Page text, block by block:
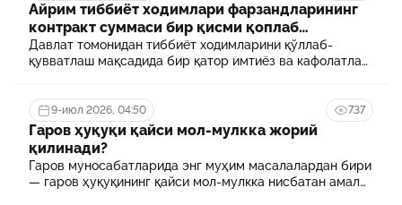
Айрим тиббиёт ходимлари фарзандларининг
контракт суммаси бир қисми қоплаб
берилади
Давлат томонидан тиббиёт ходимларини қўллаб-
қувватлаш мақсадида бир қатор имтиёз ва кафолатлар
муассасасида ўқиш учун тўланадиган контракт
маблағининг бир қисмини қоплаб бериш тартибидир
9-июл 2026, 04:50 737
Гаров ҳуқуқи қайси мол-мулкка жорий
қилинади?
Гаров муносабатларида энг муҳим масалалардан бири
— гаров ҳуқуқининг қайси мол-мулкка нисбатан амал